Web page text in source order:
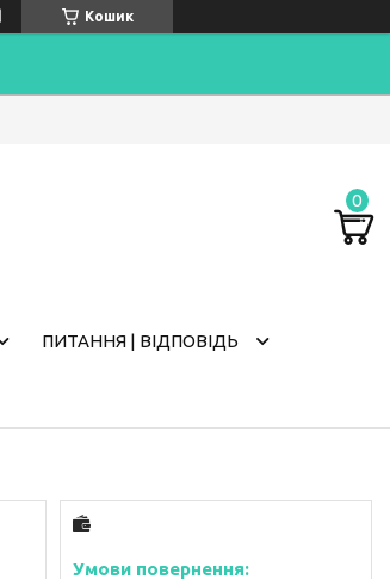
Кошик
ПИТАННЯ | ВІДПОВІДЬ